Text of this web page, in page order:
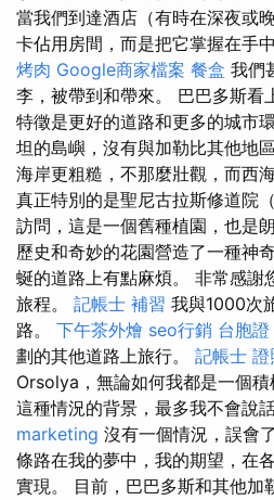
當我們到達酒店（有時在深夜或
卡佔用房間，而是把它掌握在手
烤肉 Google商家檔案 餐盒 我們
李，被帶到和帶來。 巴巴多斯看
特徵是更好的道路和更多的城市
坦的島嶼，沒有與加勒比其他地
海岸更粗糙，不那麼壯觀，而西
真正特別的是聖尼古拉斯修道院
訪問，這是一個舊種植園，也是
歷史和奇妙的花園營造了一種神
蜒的道路上有點麻煩。 非常感謝
旅程。 記帳士 補習 我與1000次
路。 下午茶外燴 seo行銷 台胞
劃的其他道路上旅行。 記帳士
Orsolya，無論如何我都是一個
這種情況的背景，最多我不會說
marketing 沒有一個情況，誤會
條路在我的夢中，我的期望，在
實現。 目前，巴巴多斯和其他加